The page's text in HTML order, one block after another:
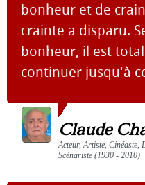
bonheur et de
crainte a disparu.
bonheur, il est
continuer jusqu'à
Claude
Acteur, Artiste, Cinéaste,
Scénariste (1930 - 2010)